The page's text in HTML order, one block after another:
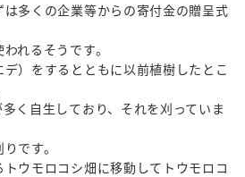
は多くの企業等からの寄付金の贈呈式
れるそうです。
）をするとともに以前植樹したとこ
く自生しており、それを刈っていま
です。
ウモロコシ畑に移動してトウモロコ